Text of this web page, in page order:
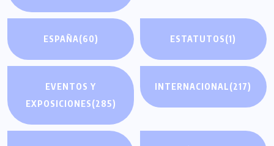
ESPAÑA(60) ESTATUTOS(1)
EVENTOS Y
EXPOSICIONES(285)
INTERNACIONAL(217)